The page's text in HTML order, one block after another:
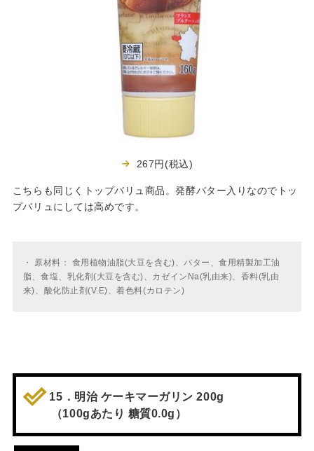
267円(税込)
こちらも同じくトップバリュ商品。発酵バター入りなのでトッ
プバリュにしては高めです。
・
原材料： 食用植物油脂(大豆を含む)、バター、食用精製加工油
脂、食塩、乳化剤(大豆を含む)、カゼインNa(乳由来)、香料(乳由
来)、酸化防止剤(V.E)、着色料(カロテン)
15．明治 ケーキマーガリン 200g
（100gあたり 糖質0.0g）